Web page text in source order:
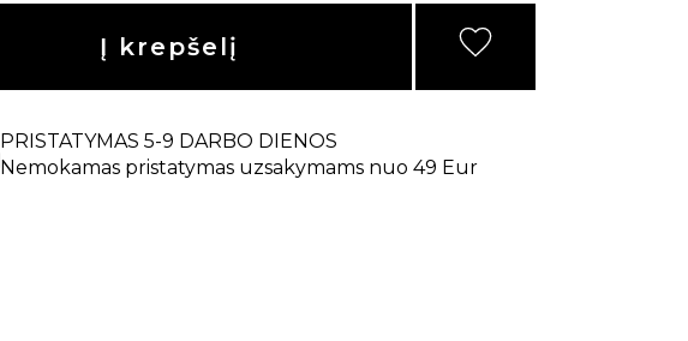
Į krepšelį
PRISTATYMAS 5-9 DARBO DIENOS
Nemokamas pristatymas uzsakymams nuo 49 Eur